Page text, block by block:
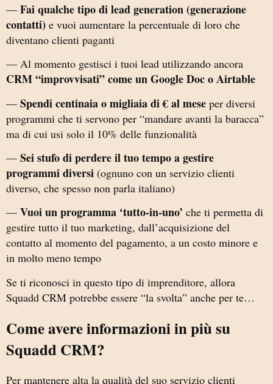
— Fai qualche tipo di lead generation (generazione
contatti) e vuoi aumentare la percentuale di loro che
diventano clienti paganti
— Al momento gestisci i tuoi lead utilizzando ancora
CRM “improvvisati” come un Google Doc o Airtable
— Spendi centinaia o migliaia di € al mese per diversi
programmi che ti servono per “mandare avanti la baracca”
ma di cui usi solo il 10% delle funzionalità
— Sei stufo di perdere il tuo tempo a gestire
programmi diversi (ognuno con un servizio clienti
diverso, che spesso non parla italiano)
— Vuoi un programma ‘tutto-in-uno’ che ti permetta di
gestire tutto il tuo marketing, dall’acquisizione del
contatto al momento del pagamento, a un costo minore e
in molto meno tempo
Se ti riconosci in questo tipo di imprenditore, allora
Squadd CRM potrebbe essere “la svolta” anche per te…
Come avere informazioni in più su
Squadd CRM?
Per mantenere alta la qualità del suo servizio clienti